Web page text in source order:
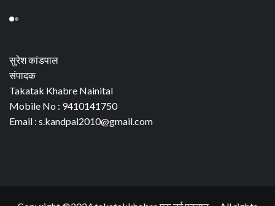
सुरेश कांडपाल
संपादक
Takatak Khabre Nainital
Mobile No : 9410141750
Email : s.kandpal2010@gmail.com